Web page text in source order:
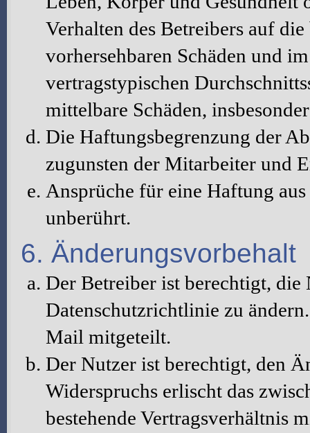
Verhalten des Betreibers auf
vorhersehbaren Schäden und
vertragstypischen
mittelbare Schäden,
Die Haftungsbegrenzung der
zugunsten der Mitarbeiter und
Ansprüche für eine Haftung
unberührt.
6. Änderungsvorbehalt
Der Betreiber ist berechtigt,
Datenschutzrichtlinie zu
Mail mitgeteilt.
Der Nutzer ist berechtigt, den
Widerspruchs erlischt das
bestehende Vertragsverhältnis